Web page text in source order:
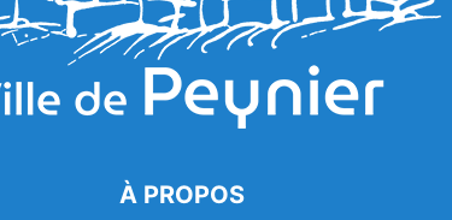
À PROPOS